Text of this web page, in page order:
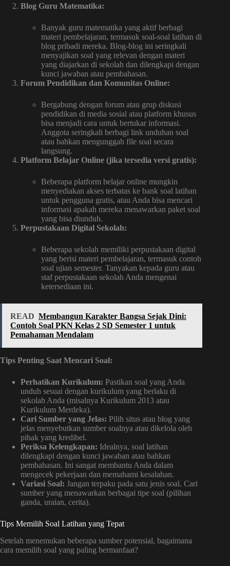
Blog Guru Matematika:
Banyak guru matematika yang aktif berbagi
materi pembelajaran, termasuk soal-soal latihan di
blog pribadi mereka. Blog-blog ini seringkali
menyajikan soal yang relevan dengan materi
yang diajarkan di sekolah dan dilengkapi dengan
kunci jawaban atau pembahasan.
Forum Pendidikan dan Komunitas Online:
Bergabung dengan forum atau grup diskusi
pendidikan di media sosial atau platform khusus
bisa menjadi cara untuk bertukar informasi.
Anggota seringkali berbagi link unduhan soal
atau bahkan mengunggah file soal secara
langsung.
Platform Belajar Online (jika tersedia versi gratis):
Beberapa platform belajar online mungkin
menyediakan akses terbatas ke bank soal latihan
untuk pengguna gratis, atau Anda bisa mencari
informasi apakah mereka menawarkan paket soal
yang bisa diunduh.
Perpustakaan Digital Sekolah:
Beberapa sekolah memiliki perpustakaan digital
yang berisi materi pembelajaran, termasuk contoh
soal ujian semester. Tanyakan kepada guru atau
staf perpustakaan sekolah Anda mengenai
ketersediaan ini.
READ Membangun Karakter Bangsa Sejak Dini:
Contoh Soal PKN Kelas 2 SD Semester 1 untuk
Pemahaman Mendalam
Tips Penting Saat Mencari Soal:
Perhatikan Kurikulum: Pastikan soal yang Anda
unduh sesuai dengan kurikulum yang berlaku di
sekolah Anda (misalnya Kurikulum 2013 atau
Kurikulum Merdeka).
Cari Sumber yang Jelas: Pilih situs atau blog yang
jelas menyebutkan sumber soalnya atau dikelola oleh
pihak yang kredibel.
Periksa Kelengkapan: Idealnya, soal latihan
dilengkapi dengan kunci jawaban atau bahkan
pembahasan. Ini sangat membantu Anda dalam
mengecek pekerjaan dan memahami kesalahan.
Variasi Soal: Jangan terpaku pada satu jenis soal. Cari
sumber yang menawarkan berbagai tipe soal (pilihan
ganda, uraian, cerita).
Tips Memilih Soal Latihan yang Tepat
Setelah menemukan beberapa sumber potensial, bagaimana
cara memilih soal yang paling bermanfaat?